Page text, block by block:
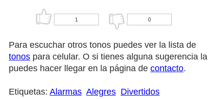
1 0
Para escuchar otros tonos puedes ver la lista de
tonos para celular. O si tienes alguna sugerencia la
puedes hacer llegar en la página de contacto.
Etiquetas: Alarmas Alegres Divertidos